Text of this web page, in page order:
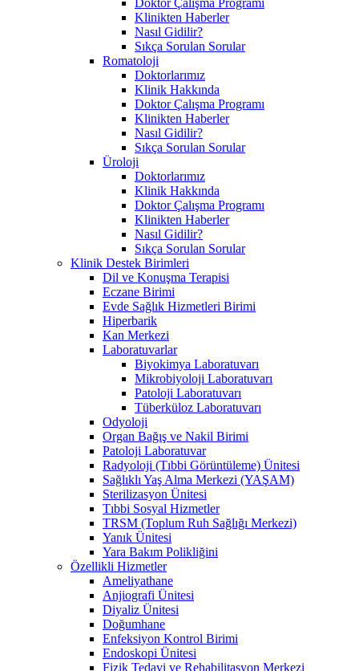
Klinikten Haberler
Nasıl Gidilir?
Sıkça Sorulan Sorular
Romatoloji
Doktorlarımız
Klinik Hakkında
Doktor Çalışma Programı
Klinikten Haberler
Nasıl Gidilir?
Sıkça Sorulan Sorular
Üroloji
Doktorlarımız
Klinik Hakkında
Doktor Çalışma Programı
Klinikten Haberler
Nasıl Gidilir?
Sıkça Sorulan Sorular
Klinik Destek Birimleri
Dil ve Konuşma Terapisi
Eczane Birimi
Evde Sağlık Hizmetleri Birimi
Hiperbarik
Kan Merkezi
Laboratuvarlar
Biyokimya Laboratuvarı
Mikrobiyoloji Laboratuvarı
Patoloji Laboratuvarı
Tüberküloz Laboratuvarı
Odyoloji
Organ Bağış ve Nakil Birimi
Patoloji Laboratuvar
Radyoloji (Tıbbi Görüntüleme) Ünitesi
Sağlıklı Yaş Alma Merkezi (YAŞAM)
Sterilizasyon Ünitesi
Tıbbi Sosyal Hizmetler
TRSM (Toplum Ruh Sağlığı Merkezi)
Yanık Ünitesi
Yara Bakım Polikliğini
Özellikli Hizmetler
Ameliyathane
Anjiografi Ünitesi
Diyaliz Ünitesi
Doğumhane
Enfeksiyon Kontrol Birimi
Endoskopi Ünitesi
Fizik Tedavi ve Rehabilitasyon Merkezi